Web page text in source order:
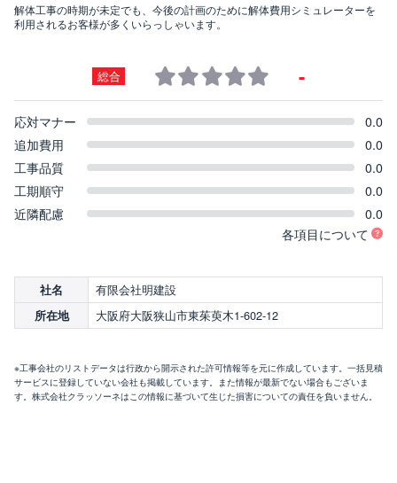
解体工事の時期が未定でも、今後の計画のために解体費用シミュレーターを
利用されるお客様が多くいらっしゃいます。
総合 -
応対マナー
0.0
追加費用
0.0
工事品質
0.0
工期順守
0.0
近隣配慮
0.0
各項目について
社名 有限会社明建設
所在地 大阪府大阪狭山市東茱萸木1-602-12
※工事会社のリストデータは行政から開示された許可情報等を元に作成しています。一括見積
サービスに登録していない会社も掲載しています。また情報が最新でない場合もございま
す。株式会社クラッソーネはこの情報に基づいて生じた損害についての責任を負いません。